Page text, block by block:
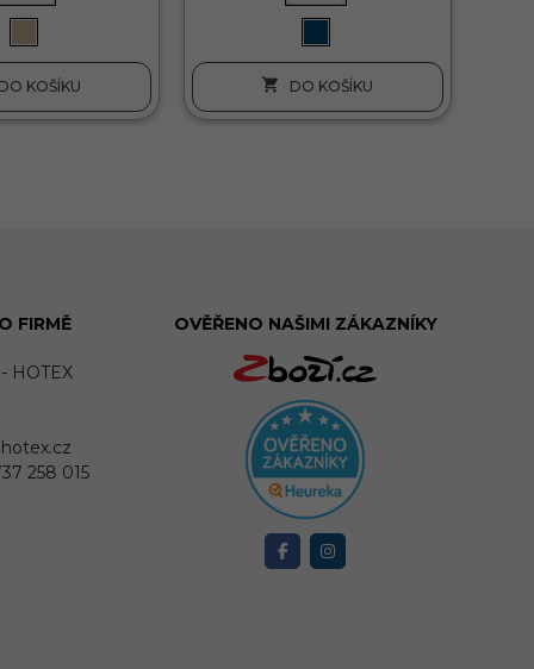
DO KOŠÍKU  DO KOŠÍKU
FIRMĚ
HOTEX
258 015
OVĚŘENO NAŠIMI ZÁKAZNÍKY